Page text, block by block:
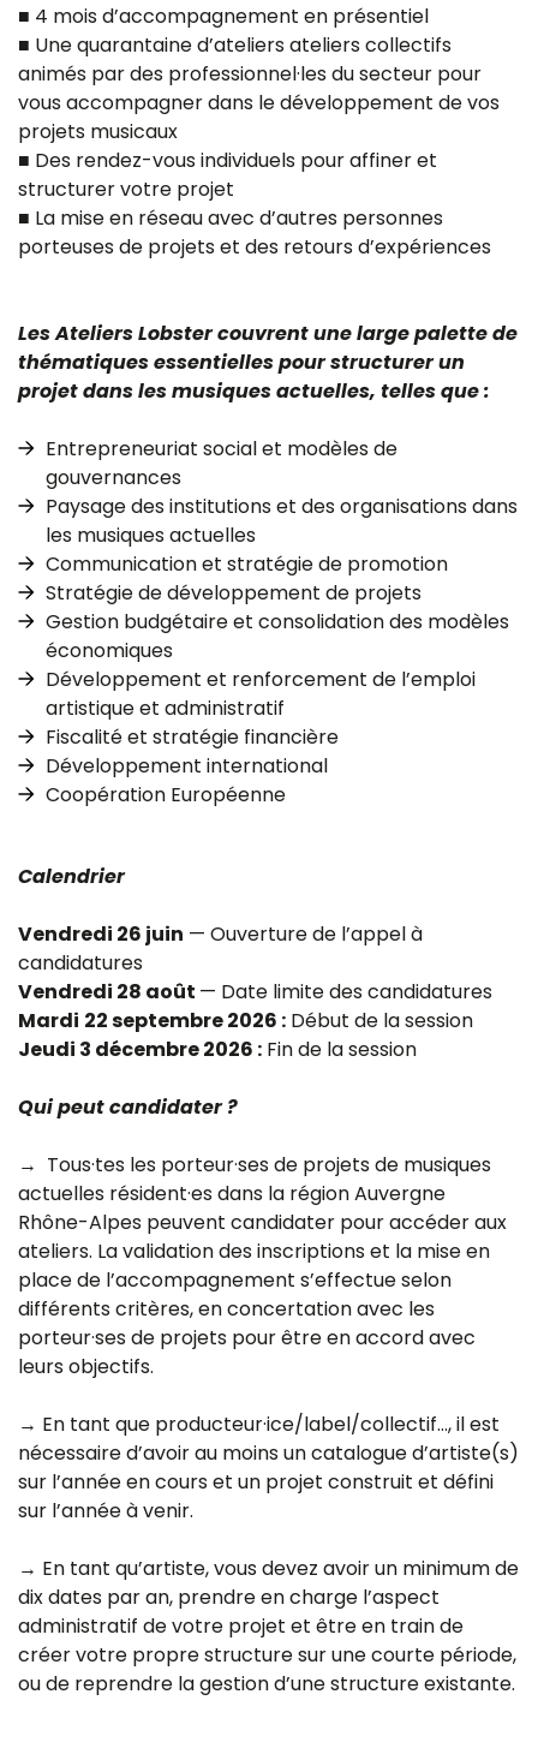
■ 4 mois d’accompagnement en présentiel
■ Une quarantaine d’ateliers ateliers collectifs
animés par des professionnel·les du secteur pour
vous accompagner dans le développement de vos
projets musicaux
■ Des rendez-vous individuels pour affiner et
structurer votre projet
■ La mise en réseau avec d’autres personnes
porteuses de projets et des retours d’expériences
Les Ateliers Lobster couvrent une large palette de
thématiques essentielles pour structurer un
projet dans les musiques actuelles, telles que :
Entrepreneuriat social et modèles de
gouvernances
Paysage des institutions et des organisations dans
les musiques actuelles
Communication et stratégie de promotion
Stratégie de développement de projets
Gestion budgétaire et consolidation des modèles
économiques
Développement et renforcement de l’emploi
artistique et administratif
Fiscalité et stratégie financière
Développement international
Coopération Européenne
Calendrier
Vendredi 26 juin — Ouverture de l’appel à
candidatures
Vendredi 28 août — Date limite des candidatures
Mardi 22 septembre 2026 : Début de la session
Jeudi 3 décembre 2026 : Fin de la session
Qui peut candidater ?
→ Tous·tes les porteur·ses de projets de musiques
actuelles résident·es dans la région Auvergne
Rhône-Alpes peuvent candidater pour accéder aux
ateliers. La validation des inscriptions et la mise en
place de l’accompagnement s’effectue selon
différents critères, en concertation avec les
porteur·ses de projets pour être en accord avec
leurs objectifs.
→ En tant que producteur·ice/label/collectif…, il est
nécessaire d’avoir au moins un catalogue d’artiste(s)
sur l’année en cours et un projet construit et défini
sur l’année à venir.
→ En tant qu’artiste, vous devez avoir un minimum de
dix dates par an, prendre en charge l’aspect
administratif de votre projet et être en train de
créer votre propre structure sur une courte période,
ou de reprendre la gestion d’une structure existante.